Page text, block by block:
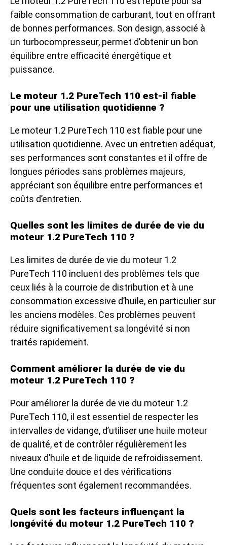
faible consommation de carburant, tout en offrant
de bonnes performances. Son design, associé à
un turbocompresseur, permet d’obtenir un bon
équilibre entre efficacité énergétique et
puissance.
Le moteur 1.2 PureTech 110 est-il fiable
pour une utilisation quotidienne ?
Le moteur 1.2 PureTech 110 est fiable pour une
utilisation quotidienne. Avec un entretien adéquat,
ses performances sont constantes et il offre de
longues périodes sans problèmes majeurs,
appréciant son équilibre entre performances et
coûts d’entretien.
Quelles sont les limites de durée de vie du
moteur 1.2 PureTech 110 ?
Les limites de durée de vie du moteur 1.2
PureTech 110 incluent des problèmes tels que
ceux liés à la courroie de distribution et à une
consommation excessive d’huile, en particulier sur
les anciens modèles. Ces problèmes peuvent
réduire significativement sa longévité si non
traités rapidement.
Comment améliorer la durée de vie du
moteur 1.2 PureTech 110 ?
Pour améliorer la durée de vie du moteur 1.2
PureTech 110, il est essentiel de respecter les
intervalles de vidange, d’utiliser une huile moteur
de qualité, et de contrôler régulièrement les
niveaux d’huile et de liquide de refroidissement.
Une conduite douce et des vérifications
fréquentes sont également recommandées.
Quels sont les facteurs influençant la
longévité du moteur 1.2 PureTech 110 ?